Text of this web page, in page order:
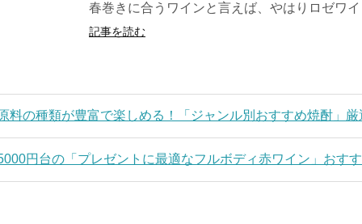
春巻きに合うワインと言えば、やはりロゼワ
記事を読む
料の種類が豊富で楽しめる！「ジャンル別おすすめ焼酎」厳
円台の「プレゼントに最適なフルボディ赤ワイン」おす